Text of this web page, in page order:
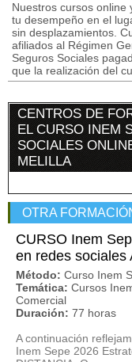
Nuestros cursos online
tu desempeño en el
sin desplazamientos.
afiliados al Régimen
Seguros Sociales
que la realización del
CENTROS DE
EL CURSO INEM
SOCIALES
MELILLA
OTRA
CURSO Inem
en redes sociales
Método: Curso Inem
Temática: Cursos
Comercial
Duración: 77 horas
A continuación
Inem Sepe 2026